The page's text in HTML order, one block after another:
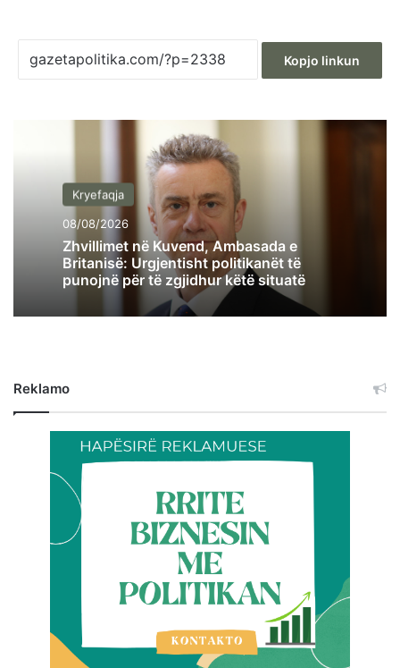
Kopjo linkun
Kryefaqja
08/08/2026
Zhvillimet në Kuvend, Ambasada e
Britanisë: Urgjentisht politikanët të
punojnë për të zgjidhur këtë situatë
Reklamo